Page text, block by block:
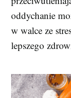
oddychanie
w walce ze
lepszego